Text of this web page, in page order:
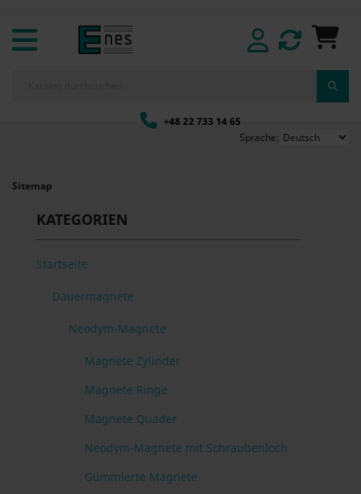
+48 22 733 14 65
Sprache:
Sitemap
KATEGORIEN
Startseite
Dauermagnete
Neodym-Magnete
Magnete Zylinder
Magnete Ringe
Magnete Quader
Neodym-Magnete mit Schraubenloch
Gummierte Magnete